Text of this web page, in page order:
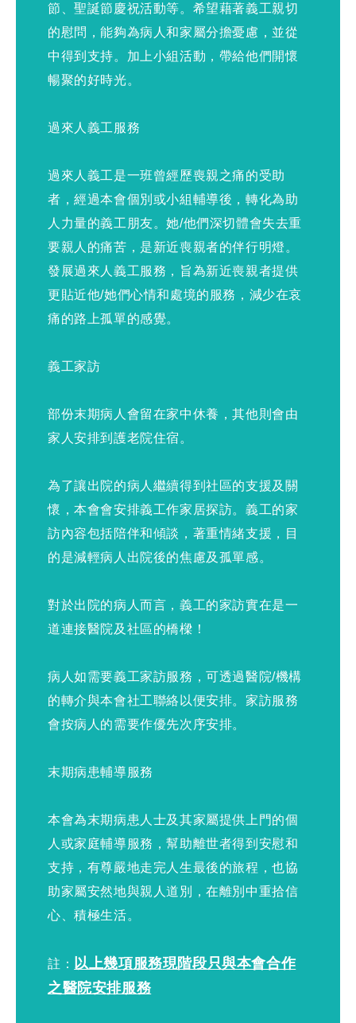
節、聖誕節慶祝活動等。希望藉著義工親切
的慰問，能夠為病人和家屬分擔憂慮，並從
中得到支持。加上小組活動，帶給他們開懷
暢聚的好時光。
過來人義工服務
過來人義工是一班曾經歷喪親之痛的受助
者，經過本會個別或小組輔導後，轉化為助
人力量的義工朋友。她/他們深切體會失去重
要親人的痛苦，是新近喪親者的伴行明燈。
發展過來人義工服務，旨為新近喪親者提供
更貼近他/她們心情和處境的服務，減少在哀
痛的路上孤單的感覺。
義工家訪
部份末期病人會留在家中休養，其他則會由
家人安排到護老院住宿。
為了讓出院的病人繼續得到社區的支援及關
懷，本會會安排義工作家居探訪。義工的家
訪內容包括陪伴和傾談，著重情緒支援，目
的是減輕病人出院後的焦慮及孤單感。
對於出院的病人而言，義工的家訪實在是一
道連接醫院及社區的橋樑！
病人如需要義工家訪服務，可透過醫院/機構
的轉介與本會社工聯絡以便安排。家訪服務
會按病人的需要作優先次序安排。
末期病患輔導服務
本會為末期病患人士及其家屬提供上門的個
人或家庭輔導服務，幫助離世者得到安慰和
支持，有尊嚴地走完人生最後的旅程，也協
助家屬安然地與親人道別，在離別中重拾信
心、積極生活。
註： 以上幾項服務現階段只與本會合作
之醫院安排服務